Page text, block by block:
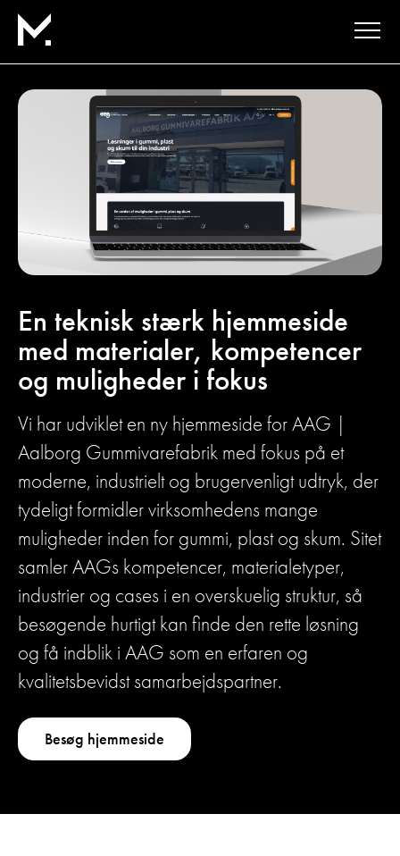
En teknisk stærk hjemmeside
med materialer, kompetencer
og muligheder i fokus
Vi har udviklet en ny hjemmeside for AAG |
Aalborg Gummivarefabrik med fokus på et
moderne, industrielt og brugervenligt udtryk, der
tydeligt formidler virksomhedens mange
muligheder inden for gummi, plast og skum. Sitet
samler AAGs kompetencer, materialetyper,
industrier og cases i en overskuelig struktur, så
besøgende hurtigt kan finde den rette løsning
og få indblik i AAG som en erfaren og
kvalitetsbevidst samarbejdspartner.
Besøg hjemmeside